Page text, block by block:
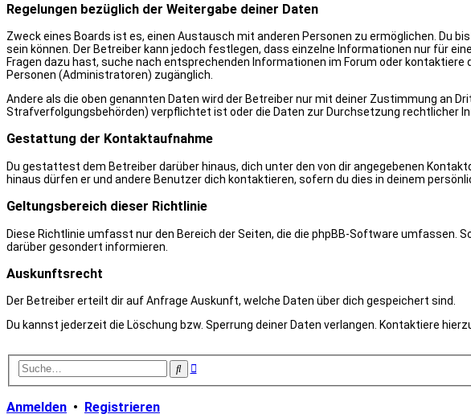
Regelungen bezüglich der Weitergabe deiner Daten
Zweck eines Boards ist es, einen Austausch mit anderen Personen zu ermöglichen. Du
sein können. Der Betreiber kann jedoch festlegen, dass einzelne Informationen nur für
Fragen dazu hast, suche nach entsprechenden Informationen im Forum oder
Personen (Administratoren) zugänglich.
Andere als die oben genannten Daten wird der Betreiber nur mit deiner Zustimmung an
Strafverfolgungsbehörden) verpflichtet ist oder die Daten zur Durchsetzung rechtlicher
Gestattung der Kontaktaufnahme
Du gestattest dem Betreiber darüber hinaus, dich unter den von dir angegebenen
hinaus dürfen er und andere Benutzer dich kontaktieren, sofern du dies in deinem
Geltungsbereich dieser Richtlinie
Diese Richtlinie umfasst nur den Bereich der Seiten, die die phpBB-Software umfassen.
darüber gesondert informieren.
Auskunftsrecht
Der Betreiber erteilt dir auf Anfrage Auskunft, welche Daten über dich gespeichert sind.
Du kannst jederzeit die Löschung bzw. Sperrung deiner Daten verlangen. Kontaktiere
SucheErweiterte
Anmelden • Registrieren